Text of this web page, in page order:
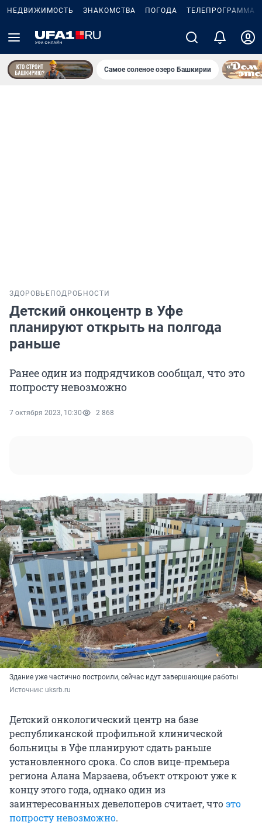
НЕДВИЖИМОСТЬ ЗНАКОМСТВА ПОГОДА ТЕЛЕПРОГРАММА
Самое соленое озеро Башкирии
ЗДОРОВЬЕ ПОДРОБНОСТИ
Детский онкоцентр в Уфе
планируют открыть на полгода
раньше
Ранее один из подрядчиков сообщал, что это
попросту невозможно
7 октября 2023, 10:30 2 868
Здание уже частично построили, сейчас идут завершающие работы
Источник: uksrb.ru
Детский онкологический центр на базе
республиканской профильной клинической
больницы в Уфе планируют сдать раньше
установленного срока. Со слов вице-премьера
региона Алана Марзаева, объект откроют уже к
концу этого года, однако один из
заинтересованных девелоперов считает, чтоэто
попросту невозможно.